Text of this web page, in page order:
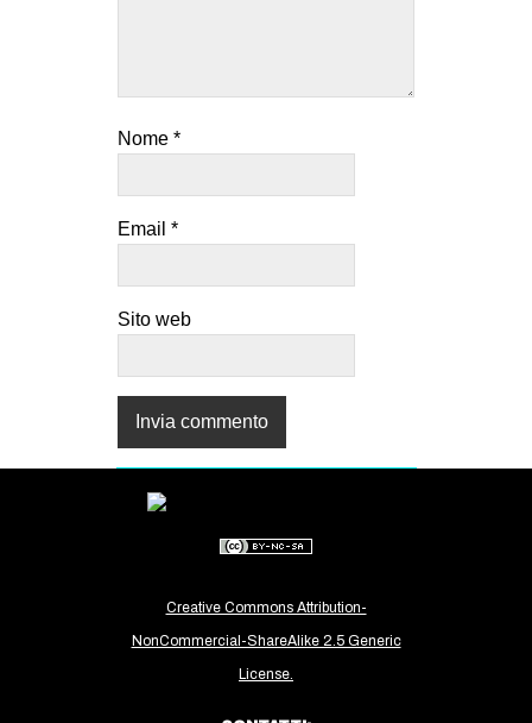
Nome *
Email *
Sito web
Creative Commons Attribution-
NonCommercial-ShareAlike 2.5 Generic
License.